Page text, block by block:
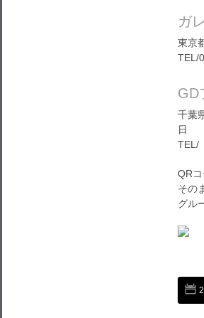
ガ
東京
TEL/
GD
千葉
日
TEL/
QR
その
グル